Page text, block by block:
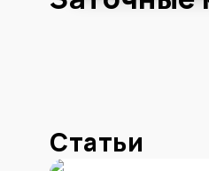
Статьи